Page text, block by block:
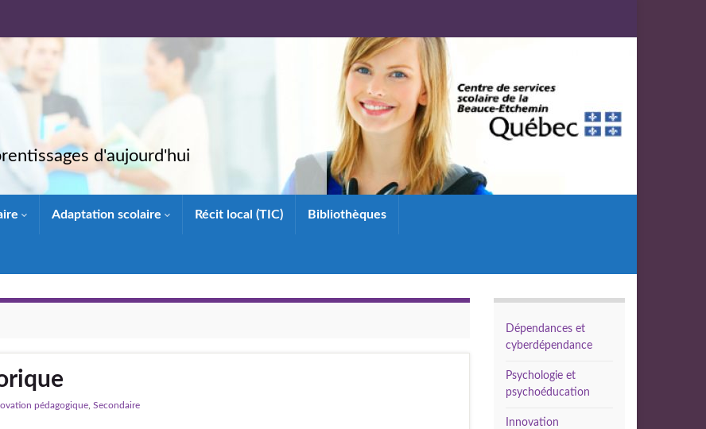
d'aujourd'hui
Adaptation scolaire Récit local (TIC) Bibliothèques
pédagogique Secondaire
Dépendances et
cyberdépendance
Psychologie et
psychoéducation
Innovation